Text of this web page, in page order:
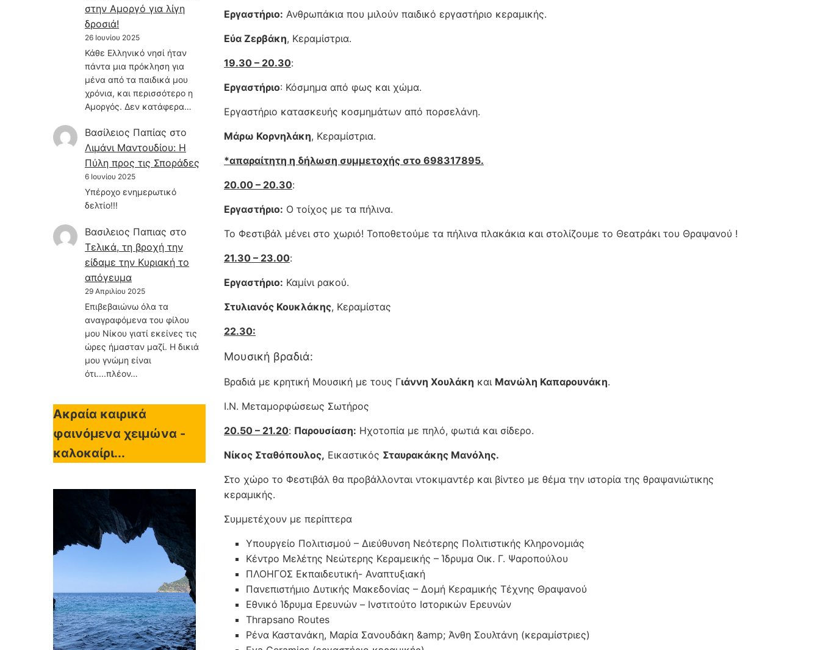
στην Αμοργό για λίγη
δροσιά!
26 Ιουνίου 2025
Κάθε Ελληνικό νησί ήταν
πάντα μια πρόκληση για
μένα από τα παιδικά μου
χρόνια, και περισσότερο η
Αμοργός. Δεν κατάφερα…
Βασίλειος Παπίας στο
Λιμάνι Μαντουδίου: Η
Πύλη προς τις Σποράδες
6 Ιουνίου 2025
Υπέροχο ενημερωτικό
δελτίο!!!
Βασιλειος Παπιας στο
Τελικά, τη βροχή την
είδαμε την Κυριακή το
απόγευμα
29 Απριλίου 2025
Επιβεβαιώνω όλα τα
αναγραφόμενα του φίλου
μου Νίκου γιατί εκείνες τις
ώρες ήμασταν μαζί. Η δικιά
μου γνώμη είναι
ότι....πλέον…
Ακραία καιρικά
φαινόμενα χειμώνα -
καλοκαίρι...
Εργαστήριο: Ανθρωπάκια που μιλούν παιδικό εργαστήριο κεραμικής.
Εύα Ζερβάκη, Κεραμίστρια.
19.30 – 20.30:
Εργαστήριο: Κόσμημα από φως και χώμα.
Εργαστήριο κατασκευής κοσμημάτων από πορσελάνη.
Μάρω Κορνηλάκη, Κεραμίστρια.
*απαραίτητη η δήλωση συμμετοχής στο 698317895.
20.00 – 20.30:
Εργαστήριο: Ο τοίχος με τα πήλινα.
Το Φεστιβάλ μένει στο χωριό! Τοποθετούμε τα πήλινα πλακάκια και στολίζουμε το Θεατράκι του Θραψανού !
21.30 – 23.00:
Εργαστήριο: Καμίνι ρακού.
Στυλιανός Κουκλάκης, Κεραμίστας
22.30:
Μουσική βραδιά:
Βραδιά με κρητική Μουσική με τους Γιάννη Χουλάκη και Μανώλη Καπαρουνάκη.
Ι.Ν. Μεταμορφώσεως Σωτήρος
20.50 – 21.20: Παρουσίαση: Ηχοτοπία με πηλό, φωτιά και σίδερο.
Νίκος Σταθόπουλος, Εικαστικός Σταυρακάκης Μανόλης.
Στο χώρο το Φεστιβάλ θα προβάλλονται ντοκιμαντέρ και βίντεο με θέμα την ιστορία της θραψανιώτικης
κεραμικής.
Συμμετέχουν με περίπτερα
Υπουργείο Πολιτισμού – Διεύθυνση Νεότερης Πολιτιστικής Κληρονομιάς
Κέντρο Μελέτης Νεώτερης Κεραμεικής – Ίδρυμα Οικ. Γ. Ψαροπούλου
ΠΛΟΗΓΟΣ Εκπαιδευτική- Αναπτυξιακή
Πανεπιστήμιο Δυτικής Μακεδονίας – Δομή Κεραμικής Τέχνης Θραψανού
Εθνικό Ίδρυμα Ερευνών – Ινστιτούτο Ιστορικών Ερευνών
Thrapsano Routes
Ρένα Καστανάκη, Μαρία Σανουδάκη &amp; Άνθη Σουλτάνη (κεραμίστριες)